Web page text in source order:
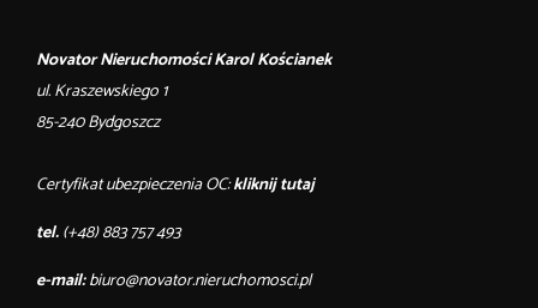
Novator Nieruchomości Karol Kościanek
ul. Kraszewskiego 1
85-240 Bydgoszcz
Certyfikat ubezpieczenia OC:kliknij tutaj
tel.(+48) 883 757 493
e-mail:biuro@novator.nieruchomosci.pl